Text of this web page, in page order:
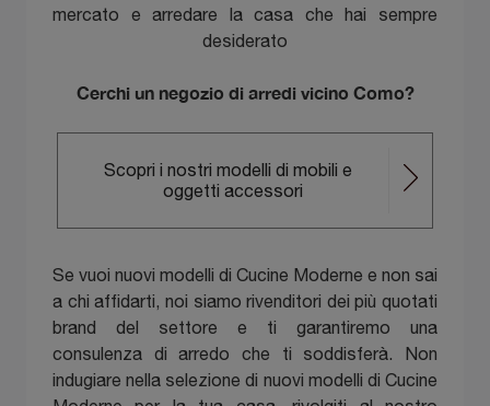
mercato e arredare la casa che hai sempre
desiderato
Cerchi un negozio di arredi vicino Como?
Scopri i nostri modelli di mobili e
oggetti accessori
Se vuoi nuovi modelli di Cucine Moderne e non sai
a chi affidarti, noi siamo rivenditori dei più quotati
brand del settore e ti garantiremo una
consulenza di arredo che ti soddisferà. Non
indugiare nella selezione di nuovi modelli di Cucine